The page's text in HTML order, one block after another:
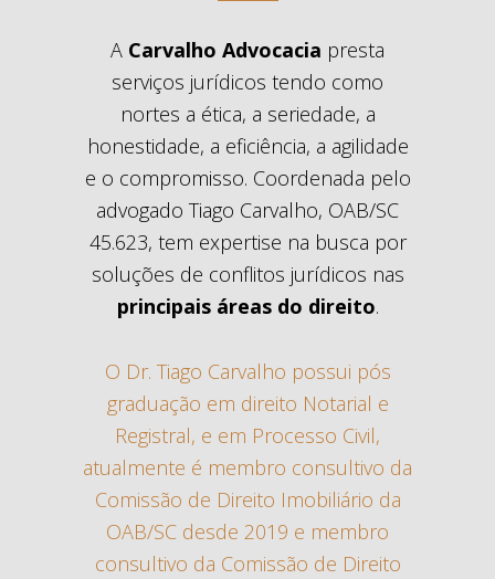
A Carvalho Advocacia presta
serviços jurídicos tendo como
nortes a ética, a seriedade, a
honestidade, a eficiência, a agilidade
e o compromisso. Coordenada pelo
advogado Tiago Carvalho, OAB/SC
45.623, tem expertise na busca por
soluções de conflitos jurídicos nas
principais áreas do direito.
O Dr. Tiago Carvalho possui pós
graduação em direito Notarial e
Registral, e em Processo Civil,
atualmente é membro consultivo da
Comissão de Direito Imobiliário da
OAB/SC desde 2019 e membro
consultivo da Comissão de Direito